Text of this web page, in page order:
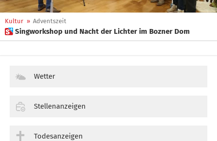
Kultur » Adventszeit
 Singworkshop und Nacht der Lichter im Bozner Dom
Wetter
Stellenanzeigen
Todesanzeigen